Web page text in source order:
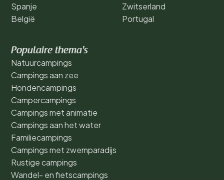
Spanje
België
Zwitserland
Portugal
Populaire thema's
Natuurcampings
Campings aan zee
Hondencampings
Campercampings
Campings met animatie
Campings aan het water
Familiecampings
Campings met zwemparadijs
Rustige campings
Wandel- en fietscampings